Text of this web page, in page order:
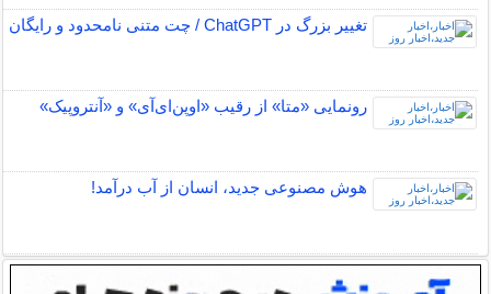
تغییر بزرگ در ChatGPT / چت متنی نامحدود و رایگان
رونمایی «متا» از رقیب «اوپن‌ای‌آی» و «آنتروپیک»
هوش مصنوعی جدید، انسان از آب درآمد!